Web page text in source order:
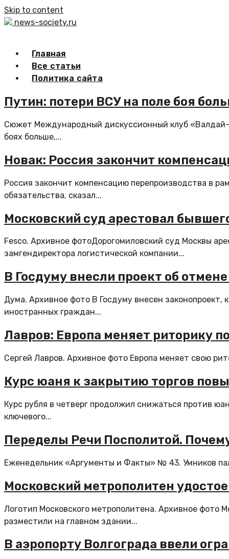
Skip to content
news-society.ru
Главная
Все статьи
Политика сайта
Путин: потери ВСУ на поле боя
Сюжет Международный дискуссионный клуб
боях больше,...
Новак: Россия закончит
Россия закончит компенсацию перепроизводства в
обязательства, сказал...
Московский суд арестовал
Fesco. Архивное фотоДорогомиловский суд Москвы
замгендиректора логистической компании...
В Госдуму внесли проект об
Дума. Архивное фото В Госдуму внесен
иностранных граждан...
Лавров: Европа меняет риторику
Сергей Лавров. Архивное фото Европа меняет свою
Курс юаня к закрытию торгов
Курс рубля в четверг продолжил снижаться против
ключевого...
Переделы Речи Посполитой.
Еженедельник «Аргументы и Факты» № 43. Умников
Московский метрополитен
Логотип Московского метрополитена. Архивное фото
разместили на главном здании...
В аэропорту Волгограда ввели